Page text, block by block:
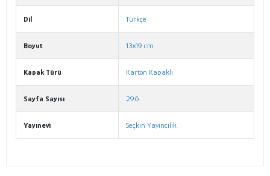
Dil Türkçe
Boyut 13x19 cm
Kapak Türü Karton Kapaklı
Sayfa Sayısı 296
Yayınevi Seçkin Yayıncılık